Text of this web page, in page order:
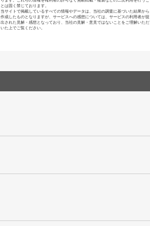
とは固く禁じております。
当サイトで掲載しているすべての情報やデータは、当社の調査に基づいた結果から
作成したものとなりますが、サービスへの感想については、サービスの利用者が提
出された見解・感想となっており、当社の見解・意見ではないことをご理解いただ
いた上でご覧ください。